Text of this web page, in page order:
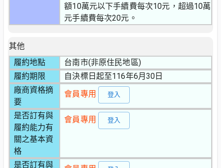
額10萬元以下手續費每次10元，超過10萬
元手續費每次20元。
其他
履約地點
台南市(非原住民地區)
履約期限
自決標日起至116年6月30日
廠商資格摘
要
會員專用 登入
是否訂有與
履約能力有
關之基本資
格
會員專用 登入
是否訂有與